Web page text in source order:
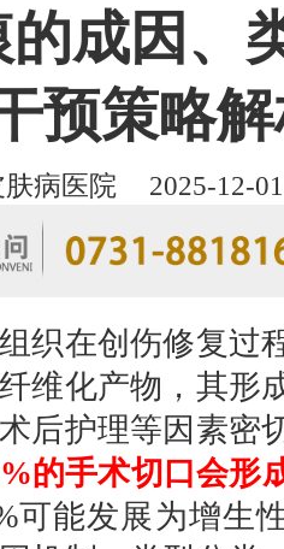
成因、
预策略
病医院 2025-12-
织在创伤修复过
维化产物，其形
后护理等因素密
的手术切口会形
可能发展为增生